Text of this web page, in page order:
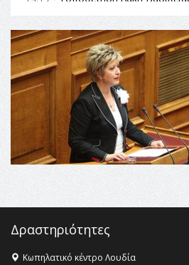
Αναθεώρηση του Συντάγματος: «Σε
θεσμικές διαδικασίες υπάρχει
στις επόμενες γενιές»
16:35 - Το πρόγραμμα του ΠΑΟΚ
Champions League!
Όλυμπος: Εντάχθηκε στον
Κληρονομιάς της UNESCO –
Όλυμπος αναγνωρίστηκε ως
αγαθό εξέχουσας οικουμενικής
ανθρωπότητα
16:18 - ΕΝΟΡΙΑΚΕΣ ΚΑΛΟΚΑΙΡΙΝΕΣ
ΣΤΗΝ ΕΔΕΣΣΑ
Δραστηριότητες
Κωπηλατικό κέντρο Λουδία